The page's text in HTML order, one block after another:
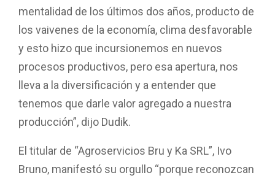
mentalidad de los últimos dos años, producto de
los vaivenes de la economía, clima desfavorable
y esto hizo que incursionemos en nuevos
procesos productivos, pero esa apertura, nos
lleva a la diversificación y a entender que
tenemos que darle valor agregado a nuestra
producción”, dijo Dudik.
El titular de “Agroservicios Bru y Ka SRL”, Ivo
Bruno, manifestó su orgullo “porque reconozcan